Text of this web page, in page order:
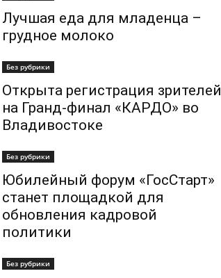
Лучшая еда для младенца –
грудное молоко
Без рубрики
Открыта регистрация зрителей
на Гранд-финал «КАРДО» во
Владивостоке
Без рубрики
Юбилейный форум «ГосСтарт»
станет площадкой для
обновления кадровой
политики
Без рубрики